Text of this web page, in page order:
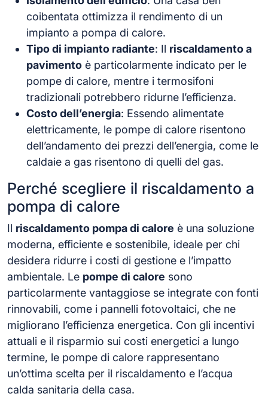
coibentata ottimizza il rendimento di un
impianto a pompa di calore.
Tipo di impianto radiante: Il riscaldamento a
pavimento è particolarmente indicato per le
pompe di calore, mentre i termosifoni
tradizionali potrebbero ridurne l’efficienza.
Costo dell’energia: Essendo alimentate
elettricamente, le pompe di calore risentono
dell’andamento dei prezzi dell’energia, come le
caldaie a gas risentono di quelli del gas.
Perché scegliere il riscaldamento a
pompa di calore
Il riscaldamento pompa di calore è una soluzione
moderna, efficiente e sostenibile, ideale per chi
desidera ridurre i costi di gestione e l’impatto
ambientale. Le pompe di calore sono
particolarmente vantaggiose se integrate con fonti
rinnovabili, come i pannelli fotovoltaici, che ne
migliorano l’efficienza energetica. Con gli incentivi
attuali e il risparmio sui costi energetici a lungo
termine, le pompe di calore rappresentano
un’ottima scelta per il riscaldamento e l’acqua
calda sanitaria della casa.